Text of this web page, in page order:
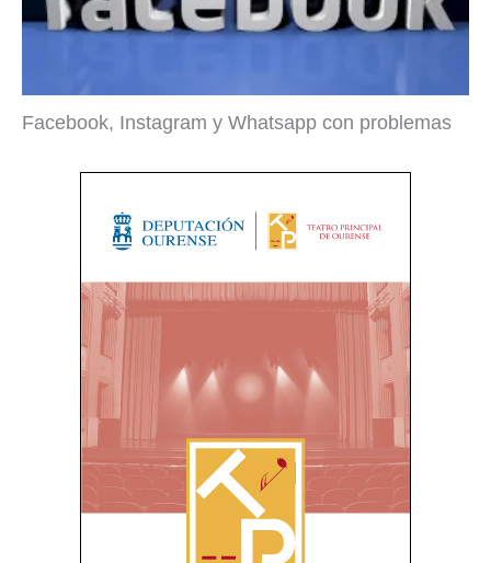
Facebook, Instagram y Whatsapp con problemas